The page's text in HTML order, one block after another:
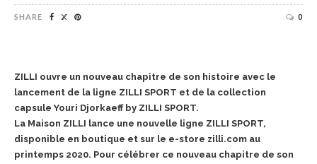
SHARE 0
ZILLI ouvre un nouveau chapitre de son histoire avec le
lancement de la ligne ZILLI SPORT et de la collection
capsule Youri Djorkaeff by ZILLI SPORT.
La Maison ZILLI lance une nouvelle ligne ZILLI SPORT,
disponible en boutique et sur le e-store zilli.com au
printemps 2020. Pour célébrer ce nouveau chapitre de son